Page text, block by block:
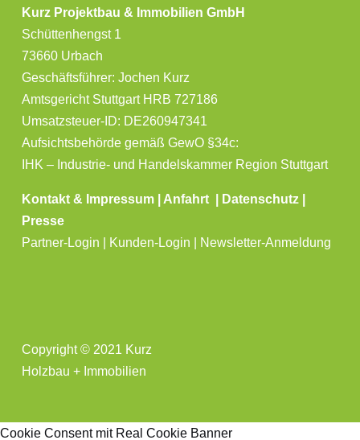
Kurz Projektbau & Immobilien GmbH
Schüttenhengst 1
73660 Urbach
Geschäftsführer: Jochen Kurz
Amtsgericht Stuttgart HRB 727186
Umsatzsteuer-ID: DE260947341
Aufsichtsbehörde gemäß GewO §34c:
IHK – Industrie- und Handelskammer Region Stuttgart
Kontakt & Impressum Anfahrt Datenschutz|
Presse
Partner-Login | Kunden-Login | Newsletter-Anmeldung
Copyright © 2021 Kurz
Holzbau + Immobilien
Cookie Consent mit Real Cookie Banner